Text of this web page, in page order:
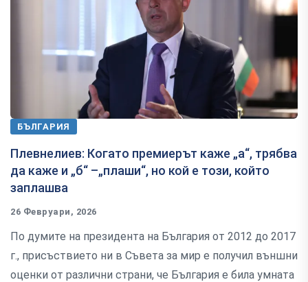
БЪЛГАРИЯ
Плевнелиев: Когато премиерът каже „а“, трябва
да каже и „б“ –„плаши“, но кой е този, който
заплашва
26 Февруари, 2026
По думите на президента на България от 2012 до 2017
г., присъствието ни в Съвета за мир е получил външни
оценки от различни страни, че България е била умната